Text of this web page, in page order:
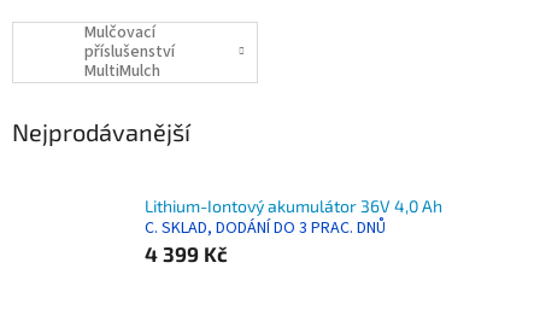
Mulčovací
příslušenství
MultiMulch
Nejprodávanější
Lithium-Iontový akumulátor 36V 4,0 Ah
C. SKLAD, DODÁNÍ DO 3 PRAC. DNŮ
4 399 Kč